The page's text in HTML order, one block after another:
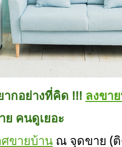
กอย่างที่คิด !!! ลงขา
ย คนดูเยอะ
ขายบ้าน ณ จุดขาย (ติ